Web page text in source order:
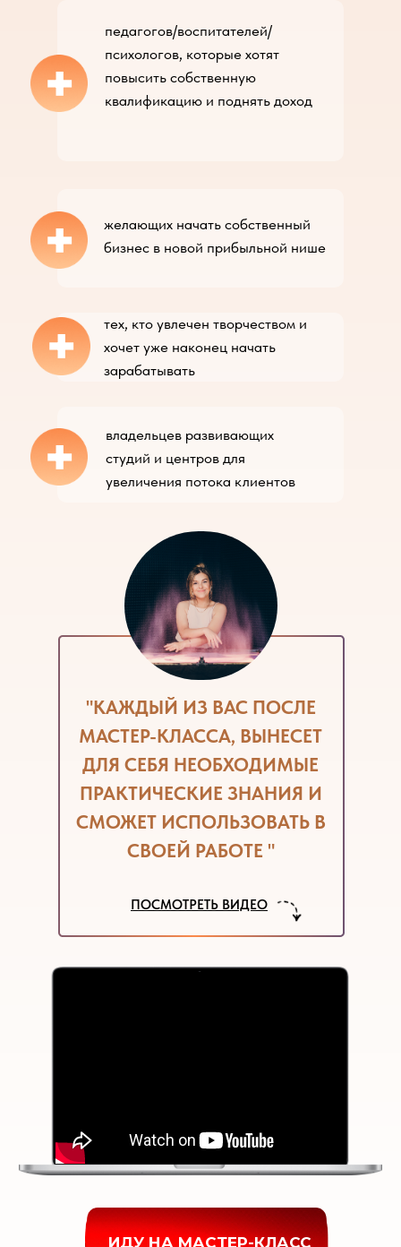
педагогов/воспитателей/
психологов, которые хотят
повысить собственную
квалификацию и поднять доход
тех, кто увлечен творчеством и
хочет уже наконец начать
зарабатывать
владельцев развивающих
студий и центров для
увеличения потока клиентов
"КАЖДЫЙ ИЗ ВАС ПОСЛЕ
МАСТЕР-КЛАССА, ВЫНЕСЕТ
ДЛЯ СЕБЯ НЕОБХОДИМЫЕ
ПРАКТИЧЕСКИЕ ЗНАНИЯ И
СМОЖЕТ ИСПОЛЬЗОВАТЬВ
СВОЕЙ РАБОТЕ "
+
+
желающих начать собственный
бизнес в новой прибыльной нише
+
+
ПОСМОТРЕТЬ ВИДЕО
ИДУ НА МАСТЕР-КЛАСС